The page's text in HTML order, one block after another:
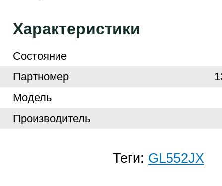
Характеристики
Cостояние
Партномер
Модель
Производитель
Теги: GL552JX